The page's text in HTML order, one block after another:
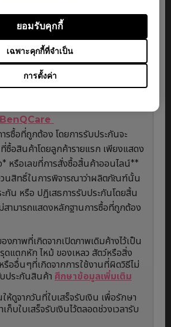
การตั้งค่า
เฉพาะคุกกี้ที่จำเป็น
ยอมรับคุกกี้
และเงื่อนไข
ริการที่ได้รับอนุญาตจากทาง BenQ
รซื้อที่ถูกต้อง โดยการรับประกันจะ
ซื้อสินค้าโดยลูกค้ารายแรก เพียงแสดง
* หรือเลขที่การสั่งซื้อสิ้นค้าออนไลน์**
นสิทธิ์ในการพิจารณาว่าผลิตภัณฑ์นั้น
กัน หรือ ปฏิเสธการรับประกันโดยสิ้น
สามารถแสดงหลักฐานการซื้อที่ถูกต้อง
องภาพที่เกิดจากเปิดภาพเดิมค้างไว้เป็น
รุดแตกหัก ไหม้ ของเหลว สัตว์หรือสิ่ง
รืออื่นๆที่เกิดจากการใช้งานที่ผิดวิธีไม่
ประกันสินค้า ศึกษาข้อมูลเพิ่มเติม
ห้ดูจากวันที่ใบเสร็จรับเงิน เพื่อรักษา
บใบเสร็จรับเงินไว้ตลอดช่วงเวลารับ